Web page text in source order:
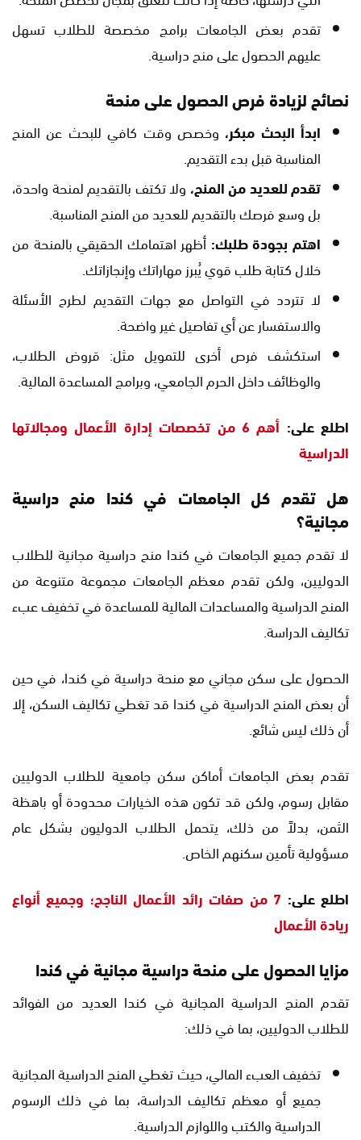
تقدم بعض الجامعات برامج مخصصة للطلاب تسهل
عليهم الحصول على منح دراسية.
نصائح لزيادة فرص الحصول على منحة
ابدأ البحث مبكر، وخصص وقت كافي للبحث عن المنح
المناسبة قبل بدء التقديم.
تقدم للعديد من المنح، ولا تكتف بالتقديم لمنحة واحدة،
بل وسع فرصك بالتقديم للعديد من المنح المناسبة.
اهتم بجودة طلبك: أظهر اهتمامك الحقيقي بالمنحة من
خلال كتابة طلب قوي يُبرز مهاراتك وإنجازاتك.
لا تتردد في التواصل مع جهات التقديم لطرح الأسئلة
والاستفسار عن أي تفاصيل غير واضحة.
استكشف فرص أخرى للتمويل مثل: قروض الطلاب،
والوظائف داخل الحرم الجامعي، وبرامج المساعدة المالية.
اطلع على:
أهم 6 من تخصصات إدارة الأعمال ومجالاتها
الدراسية
هل تقدم كل الجامعات في كندا منح دراسية
مجانية؟
لا تقدم جميع الجامعات في كندا منح دراسية مجانية للطلاب
الدوليين، ولكن تقدم معظم الجامعات مجموعة متنوعة من
المنح الدراسية والمساعدات المالية للمساعدة في تخفيف عبء
تكاليف الدراسة.
الحصول على سكن مجاني مع منحة دراسية في كندا، في حين
أن بعض المنح الدراسية في كندا قد تغطي تكاليف السكن، إلا
أن ذلك ليس شائع.
تقدم بعض الجامعات أماكن سكن جامعية للطلاب الدوليين
مقابل رسوم، ولكن قد تكون هذه الخيارات محدودة أو باهظة
الثمن، بدلاً من ذلك، يتحمل الطلاب الدوليون بشكل عام
مسؤولية تأمين سكنهم الخاص.
اطلع على:
7 من صفات رائد الأعمال الناجح؛ وجميع أنواع
ريادة الأعمال
مزايا الحصول على منحة دراسية مجانية في كندا
تقدم المنح الدراسية المجانية في كندا العديد من الفوائد
للطلاب الدوليين، بما في ذلك:
تخفيف العبء المالي، حيث تغطي المنح الدراسية المجانية
جميع أو معظم تكاليف الدراسة، بما في ذلك الرسوم
الدراسية والكتب واللوازم الدراسية.